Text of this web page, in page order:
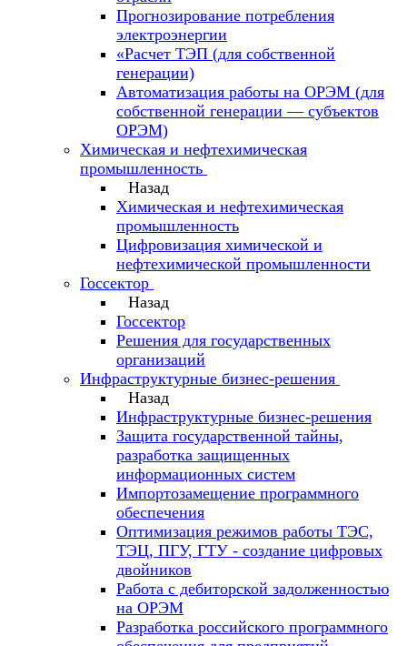
Прогнозирование потребления
электроэнергии
«Расчет ТЭП (для собственной
генерации)
Автоматизация работы на ОРЭМ (для
собственной генерации — субъектов
ОРЭМ)
Химическая и нефтехимическая
промышленность
Назад
Химическая и нефтехимическая
промышленность
Цифровизация химической и
нефтехимической промышленности
Госсектор
Назад
Госсектор
Решения для государственных
организаций
Инфраструктурные бизнес-решения
Назад
Инфраструктурные бизнес-решения
Защита государственной тайны,
разработка защищенных
информационных систем
Импортозамещение программного
обеспечения
Оптимизация режимов работы ТЭС,
ТЭЦ, ПГУ, ГТУ - создание цифровых
двойников
Работа с дебиторской задолженностью
на ОРЭМ
Разработка российского программного